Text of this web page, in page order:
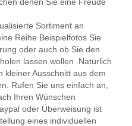
Sortiment an
Reihe Beispielfotos Sie
oder auch ob Sie den
lassen wollen .Natürlich
kleiner Ausschnitt aus dem
Rufen Sie uns einfach an,
Ihren Wünschen
oder Überweisung ist
eines individuellen